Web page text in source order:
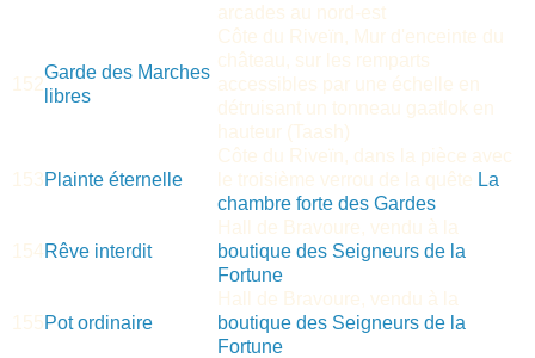
arcades au nord-est
152
Garde des Marches
libres
Côte du Riveïn, Mur d'enceinte du
château, sur les remparts
accessibles par une échelle en
détruisant un tonneau gaatlok en
hauteur (Taash)
153Plainte éternelle
Côte du Riveïn, dans la pièce avec
le troisième verrou de la quête La
chambre forte des Gardes
154Rêve interdit
Hall de Bravoure, vendu à la
boutique des Seigneurs de la
Fortune
155Pot ordinaire
Hall de Bravoure, vendu à la
boutique des Seigneurs de la
Fortune